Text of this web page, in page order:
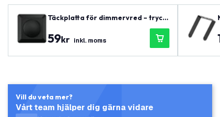
Täckplatta för dimmervred – tryck/
59kr inkl. moms
Vill du veta mer?
Vårt team hjälper dig gärna vidare